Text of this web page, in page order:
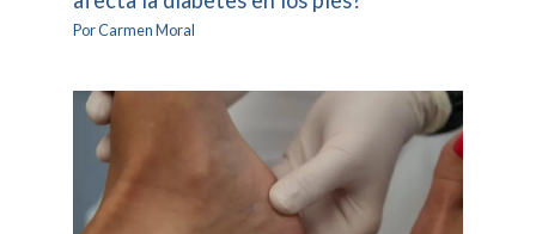
PorCarmen Moral